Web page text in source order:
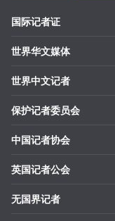
国际记者证
世界华文媒体
世界中文记者
保护记者委员会
中国记者协会
英国记者公会
无国界记者